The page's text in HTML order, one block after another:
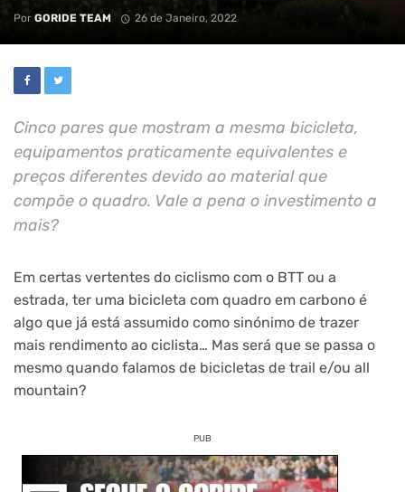
Por GORIDE TEAM 26 de Janeiro, 2022
Cinco pares que mostram a mesma bicicleta,
equipamentos praticamente equivalentes e
preços diferentes devido ao material que
compõe o quadro. Vale a pena o investimento a
mais?
Em certas vertentes do ciclismo com o BTT ou a
estrada, ter uma bicicleta com quadro em carbono é
algo que já está assumido como sinónimo de trazer
mais rendimento ao ciclista… Mas será que se passa o
mesmo quando falamos de bicicletas de trail e/ou all
mountain?
PUB